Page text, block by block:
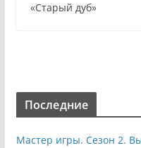
«Старый дуб»
Последние
Мастер игры. Сезон 2.